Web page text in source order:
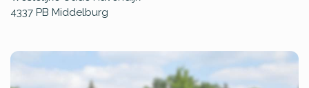
4337 PB Middelburg